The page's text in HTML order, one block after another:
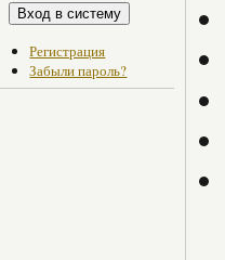
Регистрация
Забыли пароль?